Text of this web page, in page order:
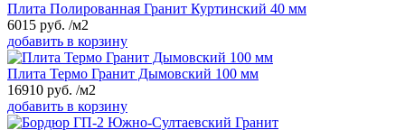
Плита Полированная Гранит Куртинский 40 мм
6015 руб. /м2
добавить в корзину
Плита Термо Гранит Дымовский 100 мм
16910 руб. /м2
добавить в корзину